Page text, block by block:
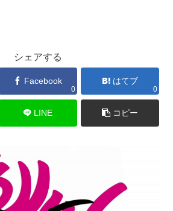
シェアする
Facebook
0
はてブ
0
LINE コピー